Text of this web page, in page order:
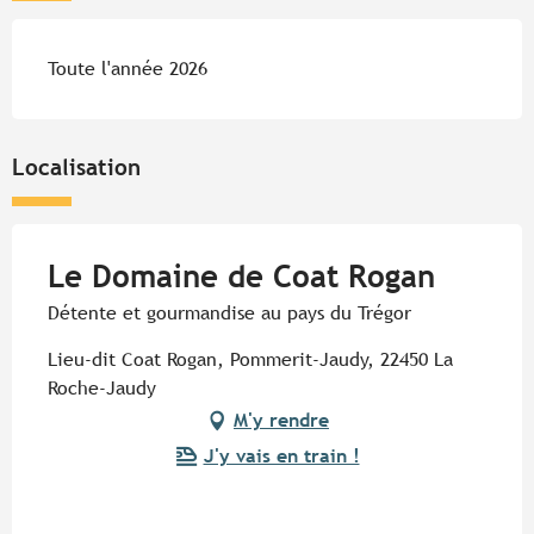
Toute l'année 2026
Localisation
Le Domaine de Coat Rogan
Détente et gourmandise au pays du Trégor
Lieu-dit Coat Rogan, Pommerit-Jaudy, 22450 La
Roche-Jaudy
M'y rendre
J'y vais en train !